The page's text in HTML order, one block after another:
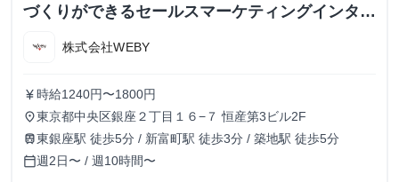
づくりができるセールスマーケティングインター
株式会社WEBY
currency_yen 時給1240円〜1800円
place東京都中央区銀座２丁目１６−７ 恒産第3ビル2F
train東銀座駅 徒歩5分 / 新富町駅 徒歩3分 / 築地駅 徒歩5分
calendar_today週2日〜 / 週10時間〜